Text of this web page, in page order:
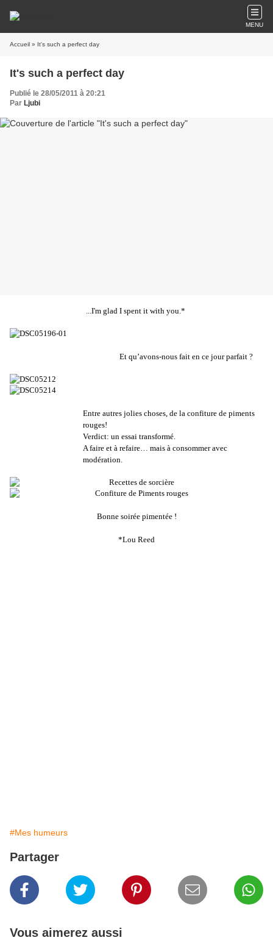
MENU
Accueil » It's such a perfect day
It's such a perfect day
Publié le 28/05/2011 à 20:21
Par Ljubi
...I'm glad I spent it with you.*
Et qu’avons-nous fait en ce jour parfait ?
Entre autres jolies choses, de la confiture de piments
rouges!
Verdict: un essai transformé.
A faire et à refaire… mais à consommer avec
modération.
Bonne soirée pimentée !
*Lou Reed
#Mes humeurs
Partager
Vous aimerez aussi